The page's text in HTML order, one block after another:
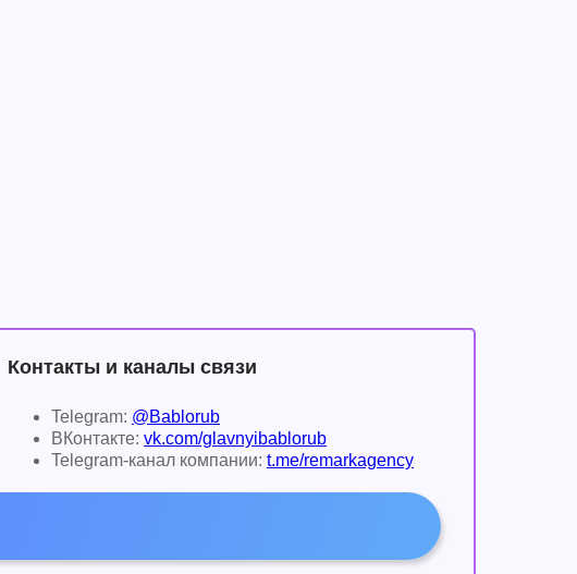
Telegram: @Bablorub
ВКонтакте: vk.com/glavnyibablorub
Telegram-канал компании: t.me/remarkagency
Контакты и каналы связи